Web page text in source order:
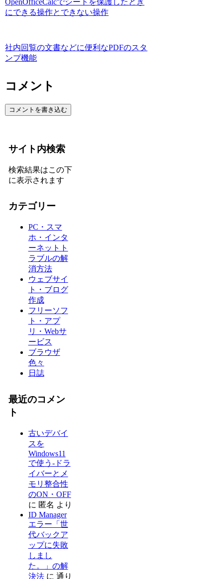
OpenOfficeCalcでシートを保護したとき
にできる操作とできない操作
社内回覧の文書などに便利なPDFのスタ
ンプ機能
コメント
コメントを書き込む
サイト内検索
検索結果はこの下
に表示されます
カテゴリー
PC・スマ
ホ・インタ
ーネットト
ラブルの解
消方法
ウェブサイ
ト・ブログ
作成
フリーソフ
ト・アプ
リ・Webサ
ービス
ブラウザ
色々
日誌
最近のコメン
ト
古いデバイ
スを
Windows11
で使う-ドラ
イバーとメ
モリ整合性
のON・OFF
に 匿名 より
ID Manager
エラー「世
代バックア
ップに失敗
しまし
た。」の解
決法に 通り